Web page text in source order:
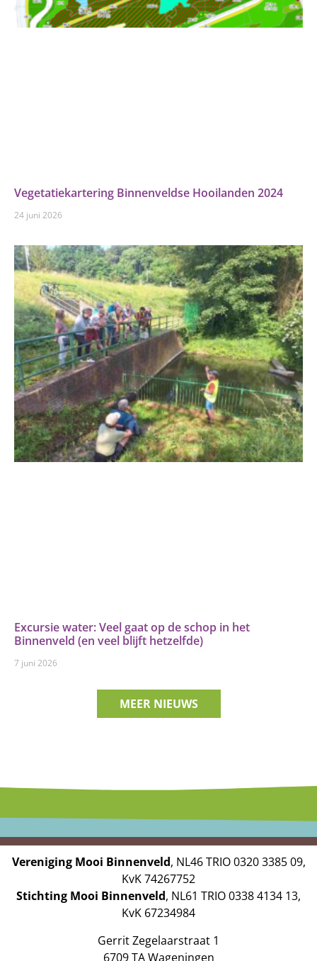
Vegetatiekartering Binnenveldse Hooilanden 2024
24 juni 2026
Excursie water: Veel gaat op de schop in het
Binnenveld (en veel blijft hetzelfde)
7 juni 2026
MEER NIEUWS
Vereniging Mooi Binnenveld, NL46 TRIO 0320 3385 09,
KvK 74267752
Stichting Mooi Binnenveld, NL61 TRIO 0338 4134 13,
KvK 67234984
Gerrit Zegelaarstraat 1
6709 TA Wageningen